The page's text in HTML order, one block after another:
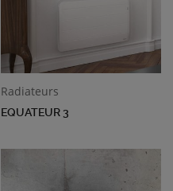
Radiateurs
EQUATEUR 3